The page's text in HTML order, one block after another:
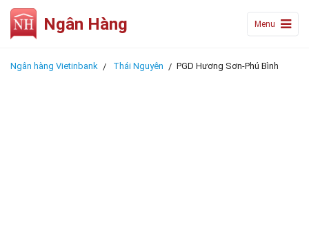
Ngân Hàng Menu
Ngân hàng Vietinbank Thái Nguyên PGD Hương Sơn-Phú Bình